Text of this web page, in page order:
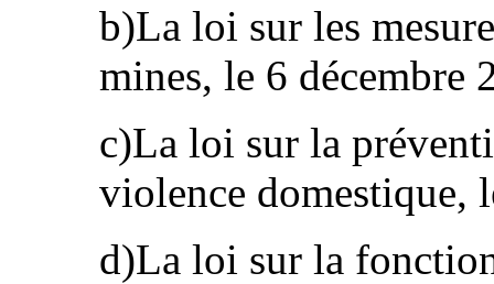
b)La loi sur les
mines, le 6 décembre
c)La loi sur la
violence domestique,
d)La loi sur la